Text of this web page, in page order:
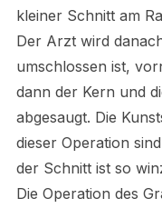
kleiner Schnitt am
Der Arzt wird
umschlossen ist,
dann der Kern und
abgesaugt. Die
dieser Operation
der Schnitt ist so
Die Operation des